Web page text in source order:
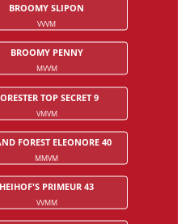
BROOMY SLIPON
VVVM
BROOMY PENNY
MVVM
TOP SECRET 9
VMVM
FOREST ELEONORE 40
MMVM
HEIHOF'S PRIMEUR 43
VVMM